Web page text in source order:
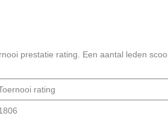
prestatie rating. Een aantal leden
rating